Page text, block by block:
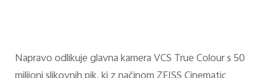
Napravo odlikuje glavna kamera VCS True Colour s 50